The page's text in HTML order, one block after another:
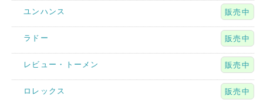
ユンハンス 販売中
ラドー 販売中
レビュー・トーメン 販売中
ロレックス 販売中